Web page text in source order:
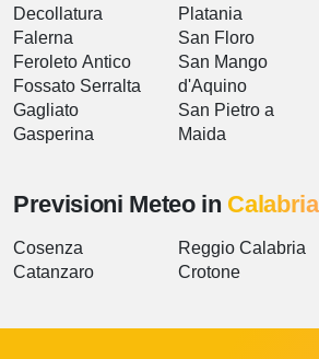
Decollatura
Falerna
Feroleto Antico
Fossato Serralta
Gagliato
Gasperina
Platania
San Floro
San Mango
d'Aquino
San Pietro a
Maida
Previsioni Meteo in Calabria
Cosenza
Catanzaro
Reggio Calabria
Crotone